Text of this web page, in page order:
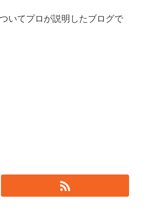
いてプロが説明したブログで